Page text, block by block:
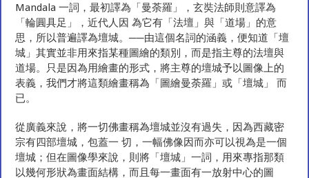
Mandala 一詞，最初譯為「曼荼羅」，玄奘法師則意譯為
「輪圓具足」，近代人因 為它有「法壇」與「道場」的意
思，所以普遍譯為壇城。──由這個名詞的涵義，便知道「壇
城」其實並非用來指某種圖繪的類別，而是指主尊的法壇與
道場。只是因為用繪畫的形式，將主尊的壇城予以圖像上的
表義，我們才將這類繪畫稱為「圖繪曼荼羅」或「壇城」 而
已。
從廣義來說，將一切佛畫稱為壇城並沒有過失，因為西藏密
宗有四部壇城，包蓋一 切，一幅佛像因而亦可以視為是一個
壇城；但在圖像學來說，則將「壇城」一詞，用來專指那類
以幾何形狀為畫面結構，而且每一畫面有一放射中心的圖